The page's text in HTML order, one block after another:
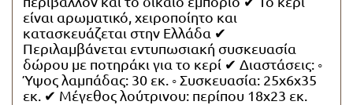
είναι αρωματικό, χειροποίητο και
κατασκευάζεται στην Ελλάδα ✔
Περιλαμβάνεται εντυπωσιακή συσκευασία
δώρου με ποτηράκι για το κερί ✔ Διαστάσεις: ◦
Ύψος λαμπάδας: 30 εκ. ◦ Συσκευασία: 25x6x35
εκ. ✔ Μέγεθος λούτρινου: περίπου 18x23 εκ.